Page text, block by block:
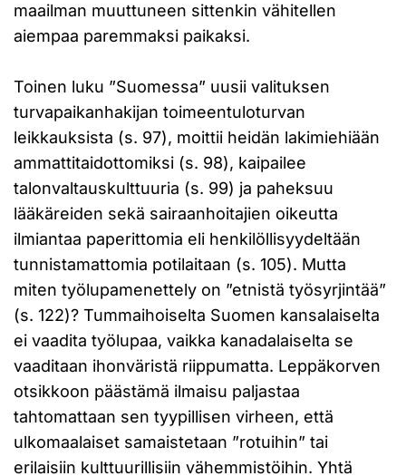
maailman muuttuneen sittenkin vähitellen
aiempaa paremmaksi paikaksi.
Toinen luku ”Suomessa” uusii valituksen
turvapaikanhakijan toimeentuloturvan
leikkauksista (s. 97), moittii heidän lakimiehiään
ammattitaidottomiksi (s. 98), kaipailee
talonvaltauskulttuuria (s. 99) ja paheksuu
lääkäreiden sekä sairaanhoitajien oikeutta
ilmiantaa paperittomia eli henkilöllisyydeltään
tunnistamattomia potilaitaan (s. 105). Mutta
miten työlupamenettely on ”etnistä työsyrjintää”
(s. 122)? Tummaihoiselta Suomen kansalaiselta
ei vaadita työlupaa, vaikka kanadalaiselta se
vaaditaan ihonväristä riippumatta. Leppäkorven
otsikkoon päästämä ilmaisu paljastaa
tahtomattaan sen tyypillisen virheen, että
ulkomaalaiset samaistetaan ”rotuihin” tai
erilaisiin kulttuurillisiin vähemmistöihin. Yhtä